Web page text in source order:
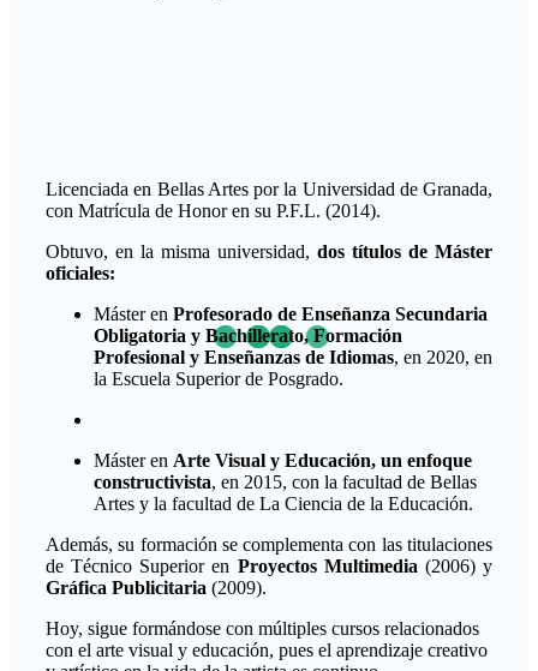
Licenciada en Bellas Artes por la Universidad de Granada,
con Matrícula de Honor en su P.F.L. (2014).
Obtuvo, en la misma universidad, dos títulos de Máster
oficiales:
Máster en Profesorado de Enseñanza Secundaria
Obligatoria y Bachillerato, Formación
Profesional y Enseñanzas de Idiomas, en 2020, en
la Escuela Superior de Posgrado.
Máster en Arte Visual y Educación, un enfoque
constructivista, en 2015, con la facultad de Bellas
Artes y la facultad de La Ciencia de la Educación.
Además, su formación se complementa con las titulaciones
de Técnico Superior en Proyectos Multimedia (2006) y
Gráfica Publicitaria (2009).
Hoy, sigue formándose con múltiples cursos relacionados
con el arte visual y educación, pues el aprendizaje creativo